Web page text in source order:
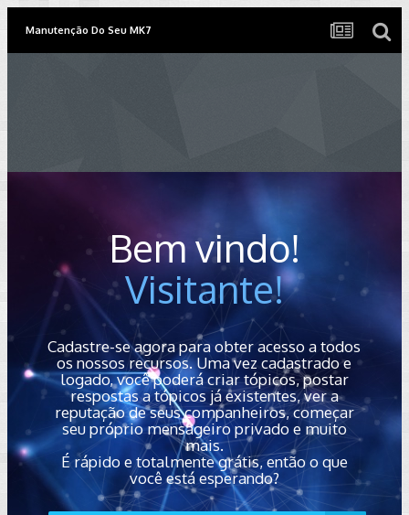
Manutenção Do Seu MK7
Bem vindo!
Visitante!
Cadastre-se agora para obter acesso a todos
os nossos recursos. Uma vez cadastrado e
logado, você poderá criar tópicos, postar
respostas a tópicos já existentes, ver a
reputação de seus companheiros, começar
seu próprio mensageiro privado e muito
mais.
É rápido e totalmente grátis, então o que
você está esperando?